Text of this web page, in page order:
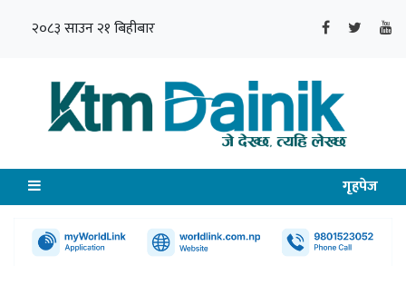
२०८३ साउन २१ बिहीबार
गृहपेज